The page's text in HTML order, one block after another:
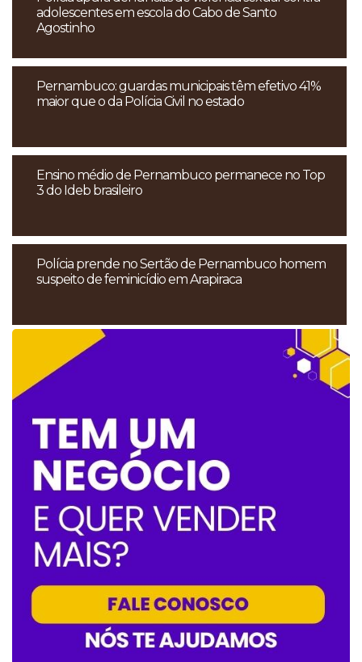
adolescentes em escola do Cabo de Santo
Agostinho
Pernambuco: guardas municipais têm efetivo 41%
maior que o da Polícia Civil no estado
Ensino médio de Pernambuco permanece no Top
3 do Ideb brasileiro
Polícia prende no Sertão de Pernambuco homem
suspeito de feminicídio em Arapiraca